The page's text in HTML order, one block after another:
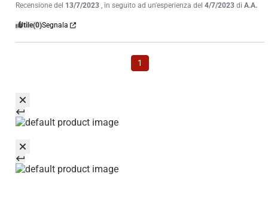
Recensione del 13/7/2023 , in seguito ad un'esperienza del 4/7/2023 di A.A.
Utile(0)Segnala
1